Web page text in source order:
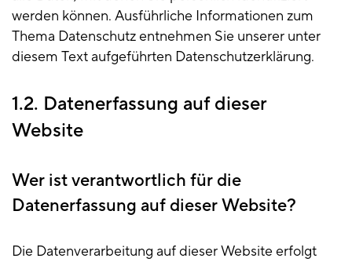
werden können. Ausführliche Informationen zum
Thema Datenschutz entnehmen Sie unserer unter
diesem Text aufgeführten Datenschutzerklärung.
1.2. Datenerfassung auf dieser
Website
Wer ist verantwortlich für die
Datenerfassung auf dieser Website?
Die Datenverarbeitung auf dieser Website erfolgt